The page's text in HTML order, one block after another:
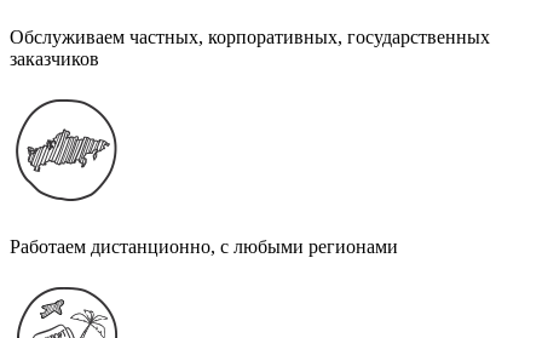
Обслуживаем частных, корпоративных, государственных
заказчиков
Работаем дистанционно, с любыми регионами